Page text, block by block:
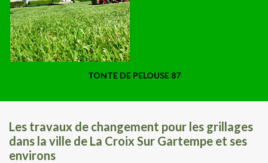
TONTE DE PELOUSE 87
Les travaux de changement pour les grillages
dans la ville de La Croix Sur Gartempe et ses
environs